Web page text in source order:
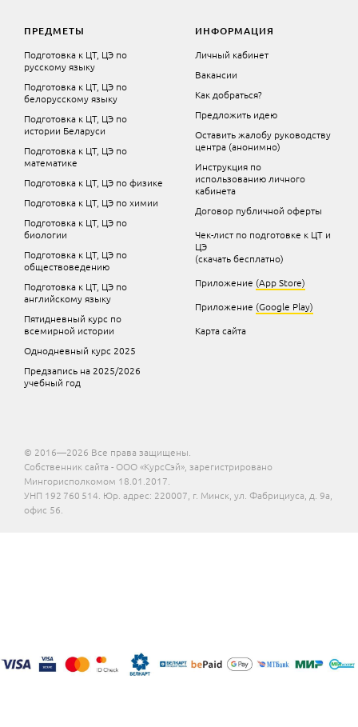
ПРЕДМЕТЫ
Подготовка к ЦТ, ЦЭ по
русскому языку
Подготовка к ЦТ, ЦЭ по
белорусскому языку
Подготовка к ЦТ, ЦЭ по
истории Беларуси
Подготовка к ЦТ, ЦЭ по
математике
Подготовка к ЦТ, ЦЭ по физике
Подготовка к ЦТ, ЦЭ по химии
Подготовка к ЦТ, ЦЭ по
биологии
Подготовка к ЦТ, ЦЭ по
обществоведению
Подготовка к ЦТ, ЦЭ по
английскому языку
Пятидневный курс по
всемирной истории
Однодневный курс 2025
Предзапись на 2025/2026
учебный год
ИНФОРМАЦИЯ
Личный кабинет
Вакансии
Как добраться?
Предложить идею
Оставить жалобу руководству
центра (анонимно)
Инструкция по
использованию личного
кабинета
Договор публичной оферты
Чек-лист по подготовке к ЦТ и
ЦЭ
(скачать бесплатно)
Приложение (App Store)
Приложение (Google Play)
Карта сайта
© 2016—2026 Все права защищены.
Собственник сайта - ООО «КурсСэй», зарегистрировано
Мингорисполкомом 18.01.2017.
УНП 192 760 514. Юр. адрес: 220007, г. Минск, ул. Фабрициуса, д. 9а,
офис 56.